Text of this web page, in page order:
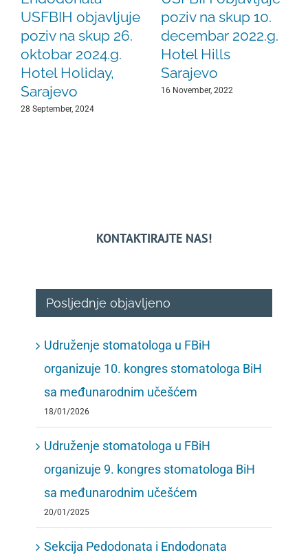
USFBIH objavljuje
poziv na skup 26.
oktobar 2024.g.
Hotel Holiday,
Sarajevo
28 September, 2024
poziv na skup 10.
decembar 2022.g.
Hotel Hills
Sarajevo
16 November, 2022
KONTAKTIRAJTE NAS!
Posljednje objavljeno
Udruženje stomatologa u FBiH
organizuje 10. kongres stomatologa BiH
sa međunarodnim učešćem
18/01/2026
Udruženje stomatologa u FBiH
organizuje 9. kongres stomatologa BiH
sa međunarodnim učešćem
20/01/2025
Sekcija Pedodonata i Endodonata